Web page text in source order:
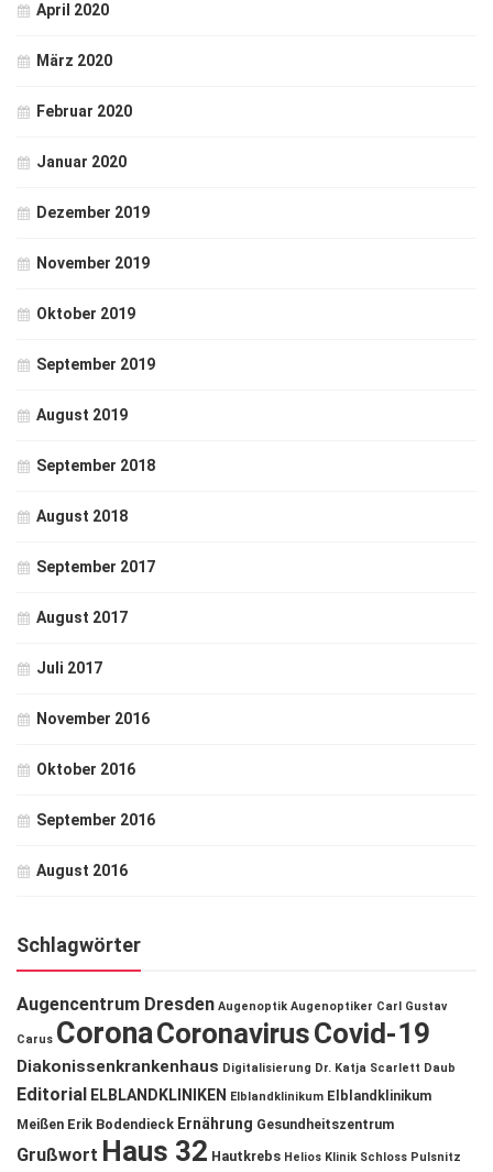
April 2020
März 2020
Februar 2020
Januar 2020
Dezember 2019
November 2019
Oktober 2019
September 2019
August 2019
September 2018
August 2018
September 2017
August 2017
Juli 2017
November 2016
Oktober 2016
September 2016
August 2016
Schlagwörter
Augencentrum Dresden Augenoptik Augenoptiker Carl Gustav
Carus CoronaCoronavirusCovid-19
Diakonissenkrankenhaus Digitalisierung Dr. Katja Scarlett Daub
Editorial ELBLANDKLINIKEN Elblandklinikum Elblandklinikum
Meißen Erik Bodendieck Ernährung Gesundheitszentrum
Grußwort Haus 32 Hautkrebs Helios Klinik Schloss Pulsnitz